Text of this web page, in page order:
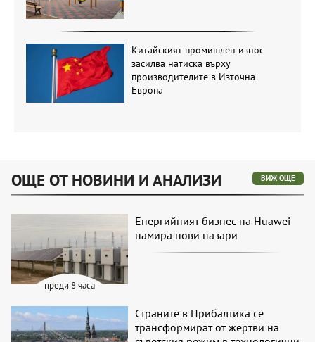
Китайският промишлен износ
засилва натиска върху
производителите в Източна
Европа
ОЩЕ ОТ НОВИНИ И АНАЛИЗИ ВИЖ ОЩЕ
преди 8 часа
Енергийният бизнес на Huawei
намира нови пазари
Страните в Прибалтика се
трансформират от жертви на